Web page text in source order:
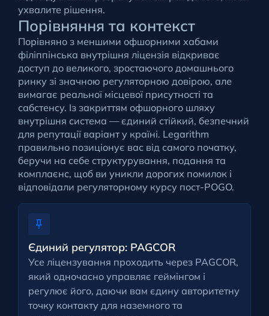
ухвалите рішення.
Порівняння та контекст
Порівняно з меншими офшорними хабами
філіппінська внутрішня ліцензія відкриває
доступ до великого, зростаючого домашнього
ринку зі значною регуляторною довірою, але
вимагає реальної місцевої присутності та
сабстенсу. Із закриттям офшорного шляху
внутрішня система — єдиний стійкий, безпечний
для репутації варіант у країні. Legarithm
правильно позиціонує вас від самого початку,
беручи на себе структурування, подання та
комплаєнс, щоб ви уникли дорогих помилок і
відповідали регуляторному курсу пост-POGO.
Єдиний регулятор: PAGCOR
Усе ліцензування проходить через PAGCOR,
який одночасно управляє геймінгом і
регулює його, даючи вам єдину авторитетну
точку контакту для наземного та